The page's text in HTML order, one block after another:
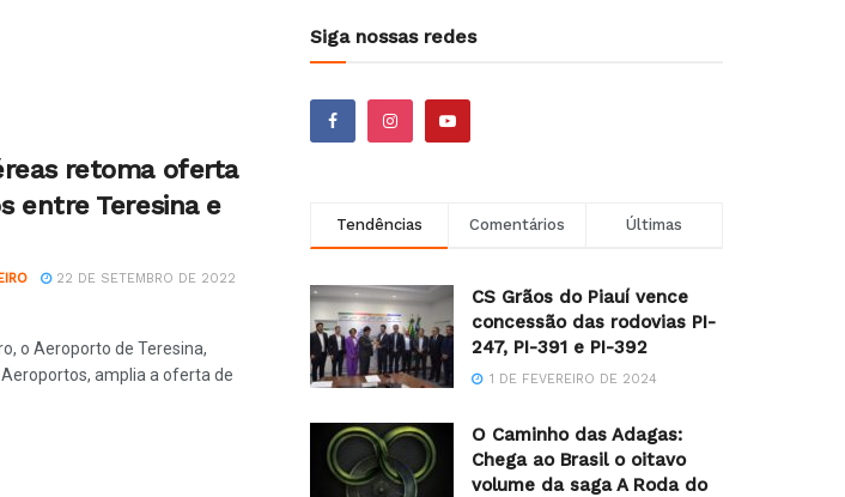
retoma oferta
entre Teresina e
22 DE SETEMBRO DE 2022
o Aeroporto de Teresina,
amplia a oferta de
Siga nossas redes
Tendências Comentários Últimas
CS Grãos do Piauí vence
concessão das rodovias PI-
247, PI-391 e PI-392
1 DE FEVEREIRO DE 2024
O Caminho das Adagas:
Chega ao Brasil o oitavo
volume da saga A Roda do